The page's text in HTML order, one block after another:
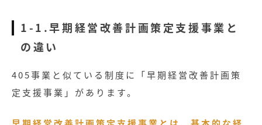
1-1.早期経営改善計画策定支援事業と
の違い
405事業と似ている制度に「早期経営改善計画策
定支援事業」があります。